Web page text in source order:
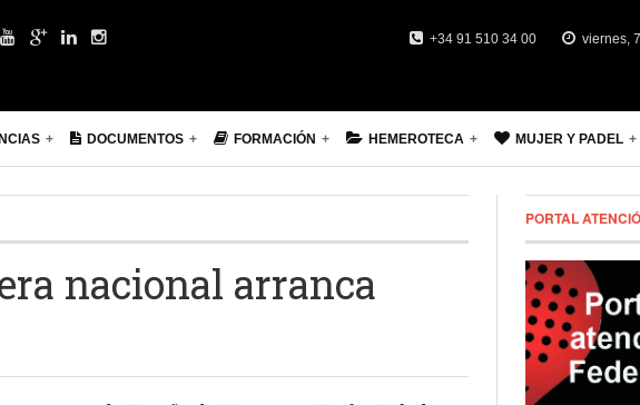
+34 91 510 34 00 viernes,
DOCUMENTOS FORMACIÓN HEMEROTECA MUJER Y PADEL
nacional arranca
PORTAL